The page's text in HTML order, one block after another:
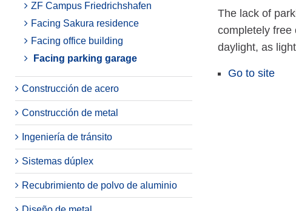
ZF Campus Friedrichshafen
Facing Sakura residence
Facing office building
Facing parking garage
Construcción de acero
Construcción de metal
Ingeniería de tránsito
Sistemas dúplex
Recubrimiento de polvo de aluminio
The lack of
completely free
daylight, as
Go to site